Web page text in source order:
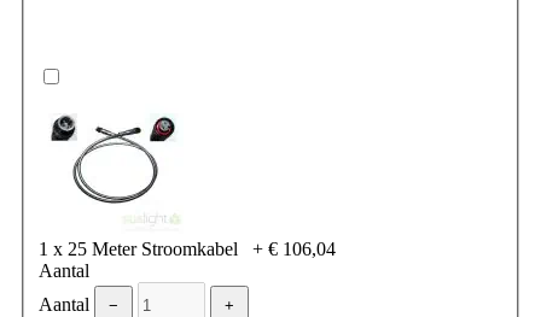
1 x 25 Meter Stroomkabel + € 106,04
Aantal
Aantal
− +